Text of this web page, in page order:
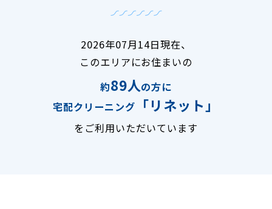
2026年07月14日現在、
このエリアにお住まいの
約89人の方に
宅配クリーニング
「リネット」
をご利用いただいています